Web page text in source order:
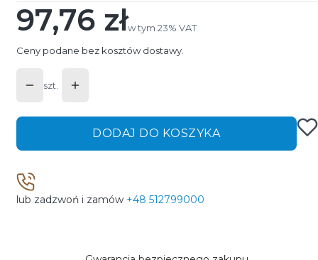
Cena
97,76 złw tym 23% VAT
w tym 23% VAT
Ceny podane bez kosztów dostawy.
szt.
DODAJ DO KOSZYKA
lub zadzwoń i zamów +48 512799000